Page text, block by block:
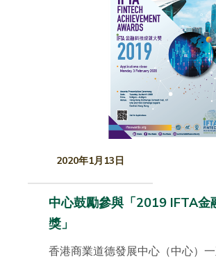
2020年1月13日
中心鼓勵參與「2019 IFTA金
獎」
香港商業道德發展中心（中心）